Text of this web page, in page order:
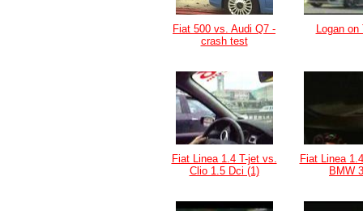
Fiat 500 vs. Audi Q7 -
crash test
Logan on
Fiat Linea 1.4 T-jet vs.
Clio 1.5 Dci (1)
Fiat Linea
BMW